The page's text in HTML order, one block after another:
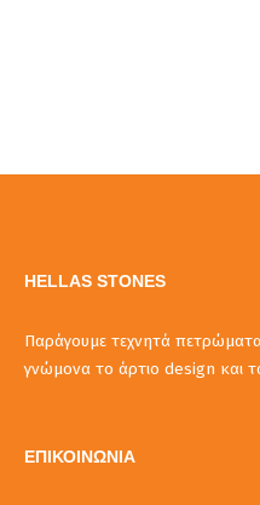
HELLAS STONES
Παράγουμε τεχνητά
γνώμονα το άρτιο design και
ΕΠΙΚΟΙΝΩΝΙΑ